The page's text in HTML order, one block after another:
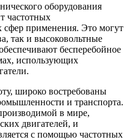
оборудования
частотных
сфер применения. Это могут
так и высоковольтные
бесперебойное
использующих
широко востребованы
и транспорта.
в мире,
двигателей, и
с помощью частотных